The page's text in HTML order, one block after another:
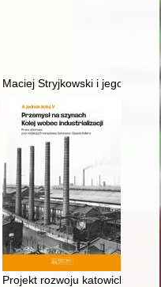
kim?
Maciej Stryjkowski i jego
: fotografie z Narodowego
Projekt rozwoju katowickiego